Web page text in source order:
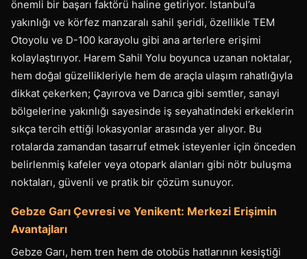
önemli bir başarı faktörü haline getiriyor. İstanbul’a
yakınlığı ve körfez manzaralı sahil şeridi, özellikle TEM
Otoyolu ve D-100 karayolu gibi ana arterlere erişimi
kolaylaştırıyor. Harem Sahil Yolu boyunca uzanan noktalar,
hem doğal güzellikleriyle hem de araçla ulaşım rahatlığıyla
dikkat çekerken; Çayırova ve Darıca gibi semtler, sanayi
bölgelerine yakınlığı sayesinde iş seyahatindeki erkeklerin
sıkça tercih ettiği lokasyonlar arasında yer alıyor. Bu
rotalarda zamandan tasarruf etmek isteyenler için önceden
belirlenmiş kafeler veya otopark alanları gibi nötr buluşma
noktaları, güvenli ve pratik bir çözüm sunuyor.
Gebze Garı Çevresi ve Yenikent: Merkezi Erişimin
Avantajları
Gebze Garı, hem tren hem de otobüs hatlarının kesiştiği